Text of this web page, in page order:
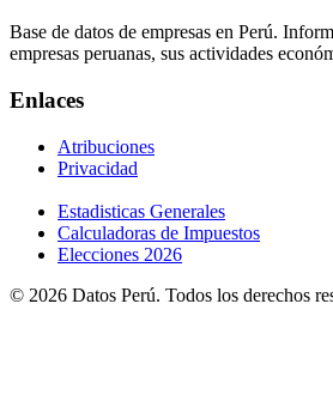
Base de datos de empresas en Perú.
empresas peruanas, sus actividades
Enlaces
Atribuciones
Privacidad
Estadisticas Generales
Calculadoras de Impuestos
Elecciones 2026
© 2026 Datos Perú. Todos los derechos